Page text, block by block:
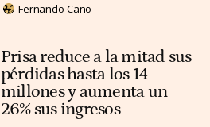
Fernando Cano
Prisa reduce a la mitad sus
pérdidas hasta los 14
millones y aumenta un
26% sus ingresos